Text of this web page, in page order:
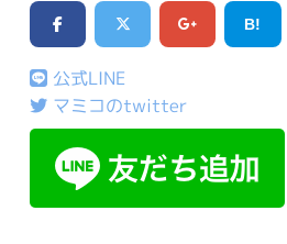
B!
公式LINE
マミコのtwitter